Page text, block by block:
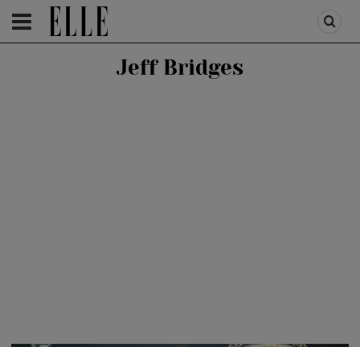
HOMEPAGE /PEOPLE
Jeff Bridges